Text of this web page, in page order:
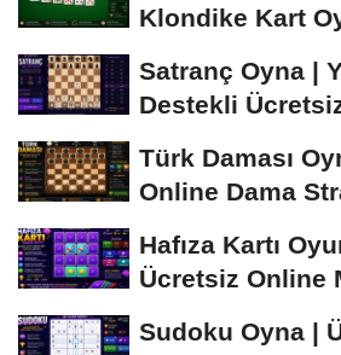
Klondike Kart
Satranç Oyna |
Destekli
Türk Daması
Online Dama
Hafıza Kartı
Ücretsiz Online
Sudoku Oyna |